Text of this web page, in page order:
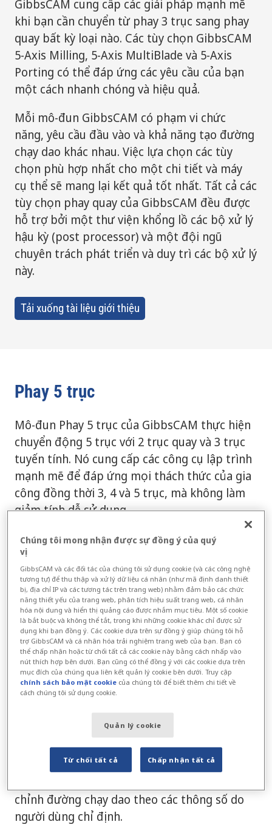
GibbsCAM cung cấp các giải pháp mạnh mẽ
khi bạn cần chuyển từ phay 3 trục sang phay
quay bất kỳ loại nào. Các tùy chọn GibbsCAM
5-Axis Milling, 5-Axis MultiBlade và 5-Axis
Porting có thể đáp ứng các yêu cầu của bạn
một cách nhanh chóng và hiệu quả.
Mỗi mô-đun GibbsCAM có phạm vi chức
năng, yêu cầu đầu vào và khả năng tạo đường
chạy dao khác nhau. Việc lựa chọn các tùy
chọn phù hợp nhất cho một chi tiết và máy
cụ thể sẽ mang lại kết quả tốt nhất. Tất cả các
tùy chọn phay quay của GibbsCAM đều được
hỗ trợ bởi một thư viện khổng lồ các bộ xử lý
hậu kỳ (post processor) và một đội ngũ
chuyên trách phát triển và duy trì các bộ xử lý
này.
Tải xuống tài liệu giới thiệu
Phay 5 trục
Mô-đun Phay 5 trục của GibbsCAM thực hiện
chuyển động 5 trục với 2 trục quay và 3 trục
tuyến tính. Nó cung cấp các công cụ lập trình
mạnh mẽ để đáp ứng mọi thách thức của gia
công đồng thời 3, 4 và 5 trục, mà không làm
giảm tính dễ sử dụng.
Dữ liệu đầu vào là sự kết hợp giữa hình học
khung dây 3D, khối rắn và bề mặt. Các công
cụ tạo và chỉnh sửa hình học của GibbsCAM
đáp ứng mọi yêu cầu mô hình hóa hoặc chỉnh
sửa cần thiết để chuẩn bị mô hình chi tiết cho
gia công.
Một bộ chiến lược đa bề mặt mạnh mẽ hỗ trợ
gia công đầy đủ các chi tiết có hình dạng độc
đáo trực tiếp từ các bề mặt của mô hình.
nghiêng trục dao.
Kiểm soát va chạm toàn diện kiểm tra dao và
giá đỡ để phát hiện va chạm với chi tiết và
chỉnh đường chạy dao theo các thông số do
người dùng chỉ định.
Chúng tôi mong nhận được sự đồng ý của quý
vị
GibbsCAM và các đối tác của chúng tôi sử dụng cookie (và các công nghệ
tương tự) để thu thập và xử lý dữ liệu cá nhân (như mã định danh thiết
bị, địa chỉ IP và các tương tác trên trang web) nhằm đảm bảo các chức
năng thiết yếu của trang web, phân tích hiệu suất trang web, cá nhân
hóa nội dung và hiển thị quảng cáo được nhắm mục tiêu. Một số cookie
là bắt buộc và không thể tắt, trong khi những cookie khác chỉ được sử
dụng khi bạn đồng ý. Các cookie dựa trên sự đồng ý giúp chúng tôi hỗ
trợ GibbsCAM và cá nhân hóa trải nghiệm trang web của bạn. Bạn có
thể chấp nhận hoặc từ chối tất cả các cookie này bằng cách nhấp vào
nút thích hợp bên dưới. Bạn cũng có thể đồng ý với các cookie dựa trên
mục đích của chúng qua liên kết quản lý cookie bên dưới. Truy cập
chính sách bảo mật cookie của chúng tôi để biết thêm chi tiết về
cách chúng tôi sử dụng cookie.
Quản lý cookie
Từ chối tất cả Chấp nhận tất cả